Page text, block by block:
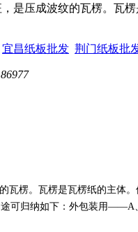
是压成波纹的瓦楞。瓦
宜昌纸板批发 荆门纸板批
瓦楞。瓦楞是瓦楞纸的主体
可归纳如下：外包装用——A